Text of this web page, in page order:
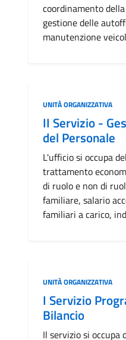
coordinamento
gestione delle
manutenzione
Categoria:
UNITÀ ORGANIZZATIVA
II Servizio -
del Personale
L'ufficio si occupa
trattamento
di ruolo e non di
familiare, salario
familiari a carico,
Categoria:
UNITÀ ORGANIZZATIVA
I Servizio
Bilancio
Il servizio si occupa